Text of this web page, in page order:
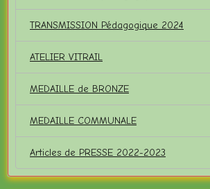
TRANSMISSION Pédagogique 2024
ATELIER VITRAIL
MEDAILLE de BRONZE
MEDAILLE COMMUNALE
Articles de PRESSE 2022-2023